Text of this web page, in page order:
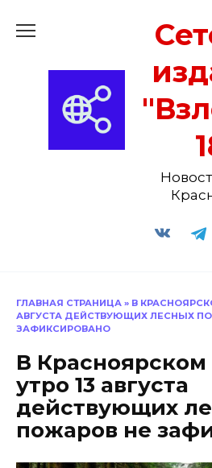
ГЛАВНАЯ СТРАНИЦА » В
АВГУСТА ДЕЙСТВУЮЩИХ ЛЕСНЫХ
ЗАФИКСИРОВАНО
В Красноярском
утро 13 августа
действующих
пожаров не